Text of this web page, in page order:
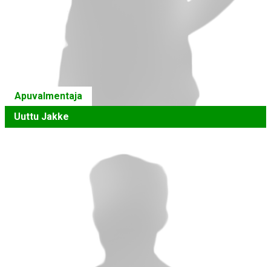
Apuvalmentaja
Uuttu Jakke